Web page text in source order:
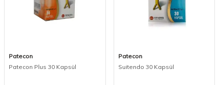
Patecon
Patecon Plus 30 Kapsül
Patecon
Suitendo 30 Kapsül